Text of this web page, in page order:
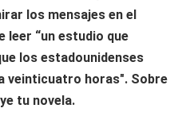
los mensajes en el
leer “un estudio que
los estadounidenses
veinticuatro horas". Sobre
tu novela.